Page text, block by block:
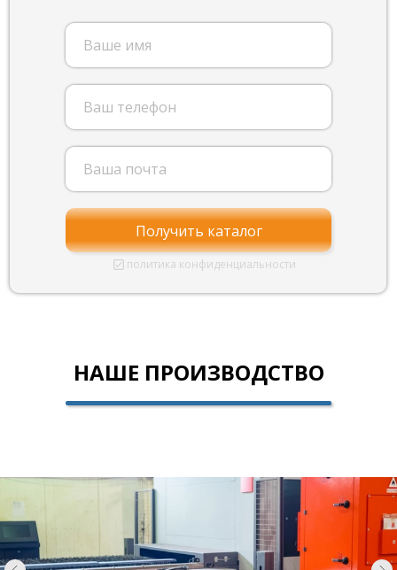
Получить каталог
политика конфиденциальности
НАШЕ ПРОИЗВОДСТВО